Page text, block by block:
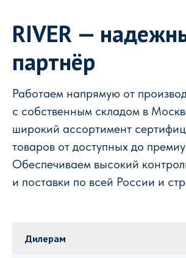
RIVER —
партнёр
Работаем напрямую от
с собственным складом в
широкий ассортимент
товаров от доступных до
Обеспечиваем высокий
и поставки по всей России и